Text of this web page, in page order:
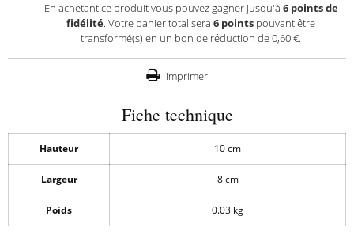
En achetant ce produit vous pouvez gagner jusqu'à 6points de
fidélité. Votre panier totalisera 6 points pouvant être
transformé(s) en un bon de réduction de0,60 €.
Imprimer
Fiche technique
Hauteur 10 cm
Largeur 8 cm
Poids 0.03 kg